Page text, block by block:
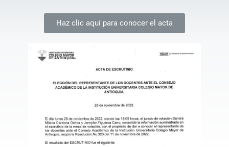
Haz clic aquí para conocer el acta